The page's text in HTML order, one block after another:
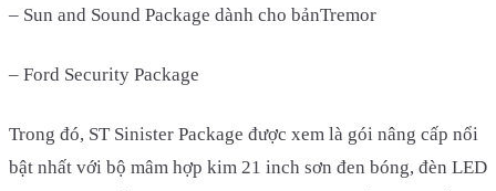
– Sun and Sound Package dành cho bảnTremor
– Ford Security Package
Trong đó, ST Sinister Package được xem là gói nâng cấp nổi
bật nhất với bộ mâm hợp kim 21 inch sơn đen bóng, đèn LED